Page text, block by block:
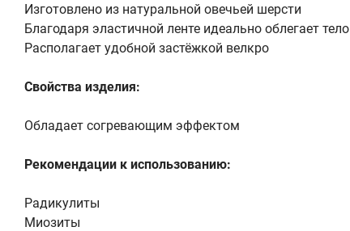
Изготовлено из натуральной овечьей шерсти
Благодаря эластичной ленте идеально облегает тело
Располагает удобной застёжкой велкро
Свойства изделия:
Обладает согревающим эффектом
Рекомендации к использованию:
Радикулиты
Миозиты